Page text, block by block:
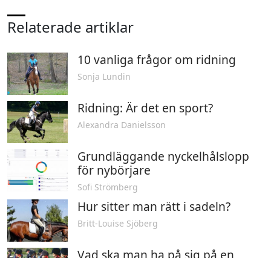
Relaterade artiklar
10 vanliga frågor om ridning
Sonja Lundin
Ridning: Är det en sport?
Alexandra Danielsson
Grundläggande nyckelhålslopp
för nybörjare
Sofi Strömberg
Hur sitter man rätt i sadeln?
Britt-Louise Sjöberg
Vad ska man ha på sig på en